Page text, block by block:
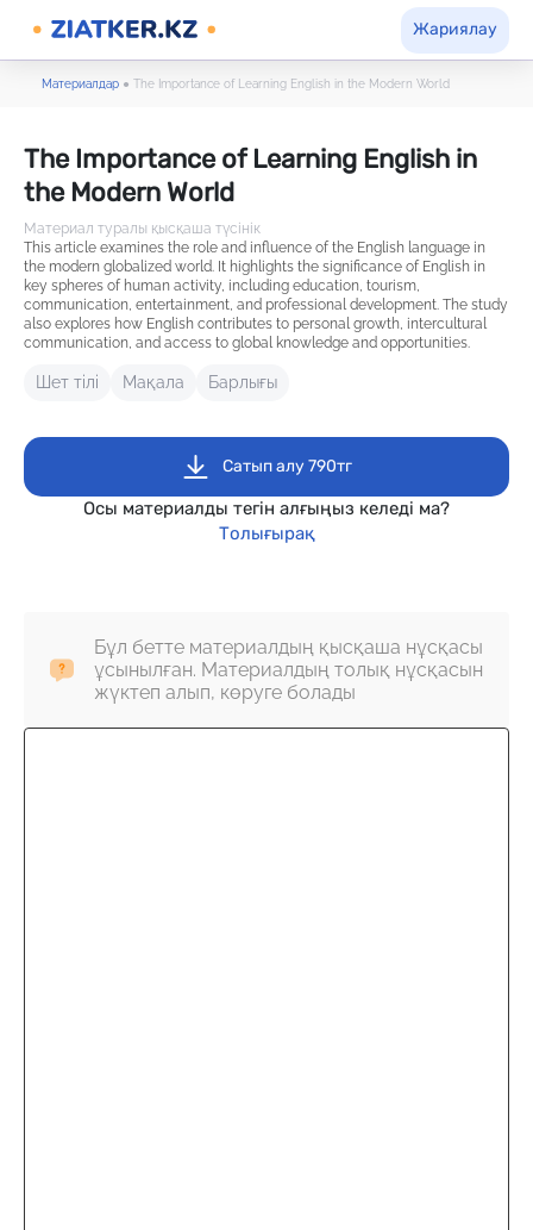
Жариялау
Материалдар ● The Importance of Learning English in the Modern World
The Importance of Learning English in
the Modern World
Материал туралы қысқаша түсінік
This article examines the role and influence of the English language in
the modern globalized world. It highlights the significance of English in
key spheres of human activity, including education, tourism,
communication, entertainment, and professional development. The study
also explores how English contributes to personal growth, intercultural
communication, and access to global knowledge and opportunities.
Шет тілі Мақала Барлығы
Сатып алу 790тг
Осы материалды тегін алғыңыз келеді ма?
Толығырақ
Бұл бетте материалдың қысқаша нұсқасы
ұсынылған. Материалдың толық нұсқасын
жүктеп алып, көруге болады